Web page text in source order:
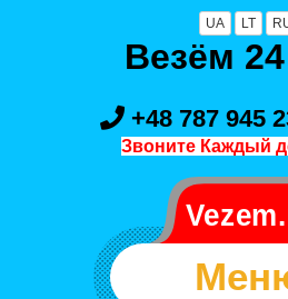
UA LT
Везём
+48 787 945
Звоните Каждый